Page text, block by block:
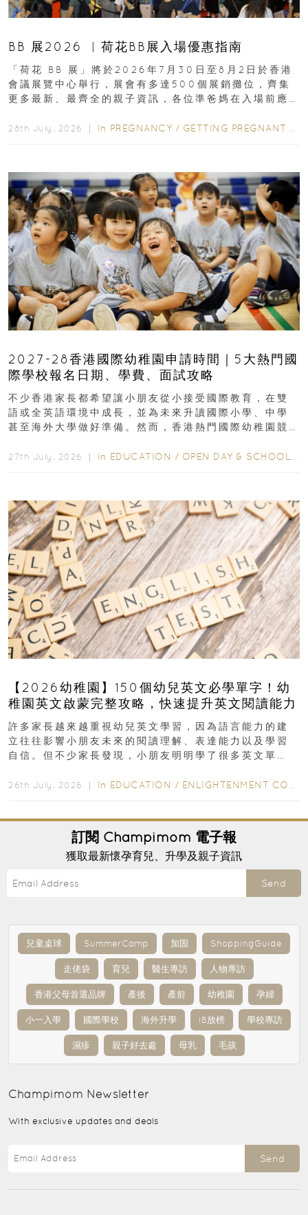
BB 展2026 ︳荷花BB展入場優惠指南
「荷花 BB 展」將於2026年7月30日至8月2日於香港
會議展覽中心舉行，展會有多達500個展銷攤位，齊集
更多最新、最齊全的親子資訊，各位準爸媽在入場前應
28th July, 2026 ｜ In PREGNANCY / GETTING PREGNANT
2027-28香港國際幼稚園申請時間｜5大熱門國
際學校報名日期、學費、面試攻略
不少香港家長都希望讓小朋友從小接受國際教育，在雙
語或全英語環境中成長，並為未來升讀國際小學、中學
甚至海外大學做好準備。然而，香港熱門國際幼稚園競
27th July, 2026 ｜ In EDUCATION / OPEN DAY & SCHOOL EVENTS
【2026幼稚園】150個幼兒英文必學單字！幼
稚園英文啟蒙完整攻略，快速提升英文閱讀能力
許多家長越來越重視幼兒英文學習，因為語言能力的建
立往往影響小朋友未來的閱讀理解、表達能力以及學習
自信。但不少家長發現，小朋友明明學了很多英文單
26th July, 2026 ｜ In EDUCATION / ENLIGHTENMENT CORNER
訂閱 Champimom 電子報
獲取最新懷孕育兒、升學及親子資訊
Send
兒童桌球 SummerCamp 加固 ShoppingGuide
走佬袋 育兒 醫生專訪 人物專訪
香港父母首選品牌 產後 產前 幼稚園 孕婦
小一入學 國際學校 海外升學 IB放榜 學校專訪
濕疹 親子好去處 母乳 毛孩
Champimom Newsletter
With exclusive updates and deals
Send